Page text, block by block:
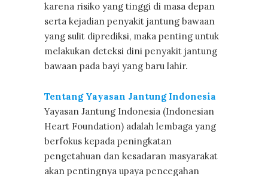
karena risiko yang tinggi di masa depan
serta kejadian penyakit jantung bawaan
yang sulit diprediksi, maka penting untuk
melakukan deteksi dini penyakit jantung
bawaan pada bayi yang baru lahir.
Tentang Yayasan Jantung Indonesia
Yayasan Jantung Indonesia (Indonesian
Heart Foundation) adalah lembaga yang
berfokus kepada peningkatan
pengetahuan dan kesadaran masyarakat
akan pentingnya upaya pencegahan